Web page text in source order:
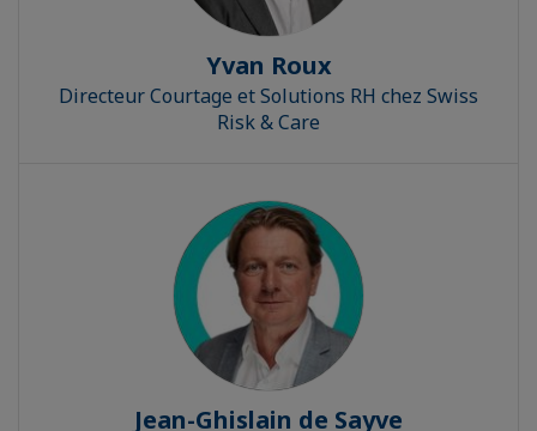
Yvan Roux
Directeur Courtage et Solutions RH chez Swiss
Risk & Care
Jean-Ghislain de Sayve